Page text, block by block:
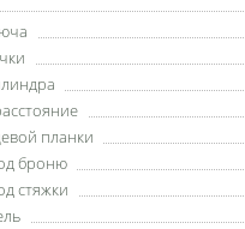
планки
броню
стяжки